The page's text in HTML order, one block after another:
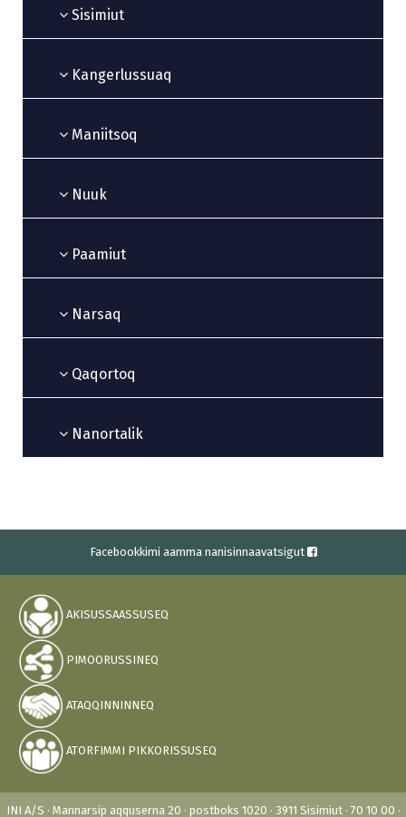
Sisimiut
Kangerlussuaq
Maniitsoq
Nuuk
Paamiut
Narsaq
Qaqortoq
Nanortalik
Facebookkimi aamma nanisinnaavatsigut
AKISUSSAASSUSEQ
PIMOORUSSINEQ
ATAQQINNINNEQ
ATORFIMMI PIKKORISSUSEQ
INI A/S · Mannarsip aqquserna 20 · postboks 1020 · 3911 Sisimiut · 70 10 00 ·